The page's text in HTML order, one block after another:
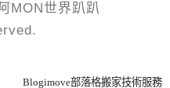
MON世界趴趴
Blogimove部落格搬家技術服務